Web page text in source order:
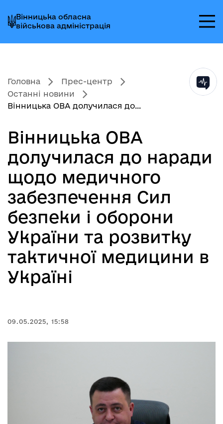
до
головного
меню
до
головного
вмісту
до
головного
колонтитула
Вінницька обласна
військова адміністрація
Головна
Прес-центр
Останні новини
Вінницька ОВА долучилася до...
Вінницька ОВА
долучилася до наради
щодо медичного
забезпечення Сил
безпеки і оборони
України та розвитку
тактичної медицини в
Україні
09.05.2025, 15:58